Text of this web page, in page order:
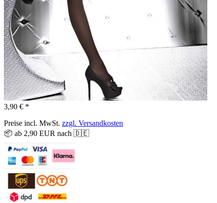
3,90 € *
Preise incl. MwSt. zzgl. Versandkosten
📦 ab 2,90 EUR nach 🇩🇪